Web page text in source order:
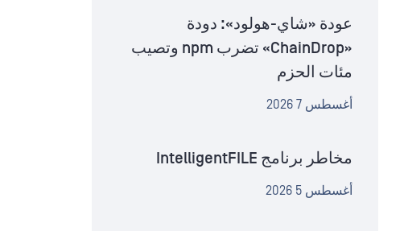
عودة «شاي-هولود»: دودة
«ChainDrop» تضرب npm وتصيب
مئات الحزم
أغسطس 7 2026
مخاطر برنامج IntelligentFILE
أغسطس 5 2026